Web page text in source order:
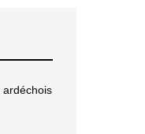
ardéchois